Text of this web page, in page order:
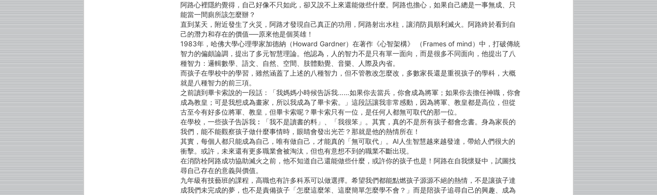
阿路心裡隱約覺得，自己好像不只如此，卻又說不上來還能做些什麼。阿路也擔心，如果自己總是一事無成、只
能當一間廁所該怎麼辦？
直到某天，附近發生了火災，阿路才發現自己真正的功用，阿路射出水柱，讓消防員順利滅火。阿路終於看到自
己的潛力和存在的價值──原來他是個英雄！
1983年，哈佛大學心理學家加德納（Howard Gardner）在著作《心智架構》 （Frames of mind）中，打破傳統
智力的偏頗論調，提出了多元智慧理論。他認為，人的智力不是只有單一面向，而是很多不同面向，他提出了八
種智力：邏輯數學、語文、自然、空間、肢體動覺、音樂、人際及內省。
而孩子在學校中的學習，雖然涵蓋了上述的八種智力，但不管教改怎麼改，多數家長還是重視孩子的學科，大概
就是八種智力的前三項。
之前讀到畢卡索說的一段話：「我媽媽小時候告訴我……如果你去當兵，你會成為將軍；如果你去擔任神職，你會
成為教皇；可是我想成為畫家，所以我成為了畢卡索。」這段話讓我非常感動，因為將軍、教皇都是高位，但從
古至今有好多位將軍、教皇，但畢卡索呢？畢卡索只有一位，是任何人都無可取代的那一位。
在學校，一些孩子告訴我︰「我不是讀書的料」、「我很笨」。其實，真的不是所有孩子都會念書。身為家長的
我們，能不能觀察孩子做什麼事情時，眼睛會發出光芒？那就是他的熱情所在！
其實，每個人都只能成為自己，唯有做自己，才能真的「無可取代」。AI人生智慧越來越發達，帶給人們很大的
衝擊。或許，未來還有更多職業會被淘汰，但也有意想不到的職業不斷出現。
在消防栓阿路成功協助滅火之前，他不知道自己還能做些什麼，或許你的孩子也是！阿路在自我懷疑中，試圖找
尋自己存在的意義與價值。
九年級有技藝班的課程，高職也有許多科系可以做選擇。希望我們都能點燃孩子源源不絕的熱情，不是讓孩子達
成我們未完成的夢，也不是責備孩子「怎麼這麼笨、這麼簡單怎麼學不會？」而是陪孩子追尋自己的興趣、成為